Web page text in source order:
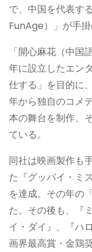
で、中国を代表す
FunAge）」が手掛
「開心麻花（中
年に設立したエン
仕する」を目的に
年から独自のコメ
本の舞台を制作、
ている。
同社は映画製作も
た『グッバイ・ミ
を達成。その年の
た。その後も、『
イ・ダイ』、『ハ
画界最高賞・金鶏